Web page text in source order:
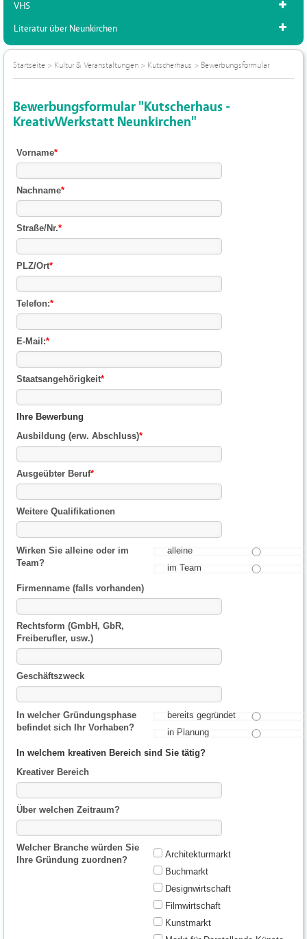
VHS
Literatur über Neunkirchen
Startseite > Kultur & Veranstaltungen > Kutscherhaus > Bewerbungsformular
Bewerbungsformular "Kutscherhaus -
KreativWerkstatt Neunkirchen"
Vorname*
Nachname*
Straße/Nr.*
PLZ/Ort*
Telefon:*
E-Mail:*
Staatsangehörigkeit*
Ihre Bewerbung
Ausbildung (erw. Abschluss)*
Ausgeübter Beruf*
Weitere Qualifikationen
Wirken Sie alleine oder im
Team?
alleine
im Team
Firmenname (falls vorhanden)
Rechtsform (GmbH, GbR,
Freiberufler, usw.)
Geschäftszweck
In welcher Gründungsphase
befindet sich Ihr Vorhaben?
bereits gegründet
in Planung
In welchem kreativen Bereich sind Sie tätig?
Kreativer Bereich
Über welchen Zeitraum?
Welcher Branche würden Sie
Ihre Gründung zuordnen?
Architekturmarkt
Buchmarkt
Designwirtschaft
Filmwirtschaft
Kunstmarkt